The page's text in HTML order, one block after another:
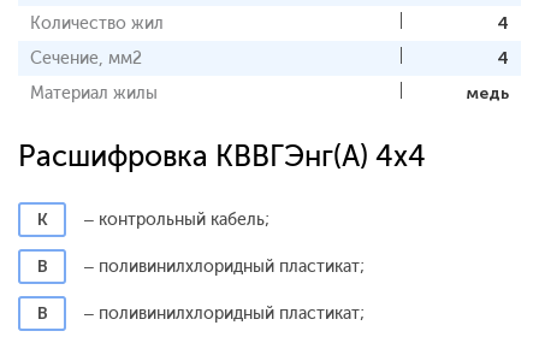
Количество жил
4
Сечение, мм2
4
Материал жилы
медь
Расшифровка КВВГЭнг(А) 4x4
К – контрольный кабель;
В – поливинилхлоридный пластикат;
В – поливинилхлоридный пластикат;